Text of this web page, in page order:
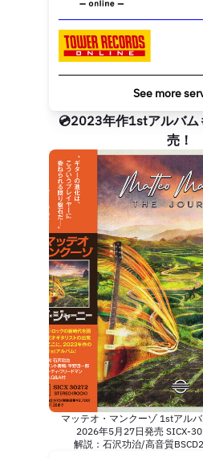
See more
💿2023年作1stアルバム
売！
マッテオ・マンクーゾ 1stアルバ
2026年5月27日発売 SICX-
解説：石沢功治/高音質